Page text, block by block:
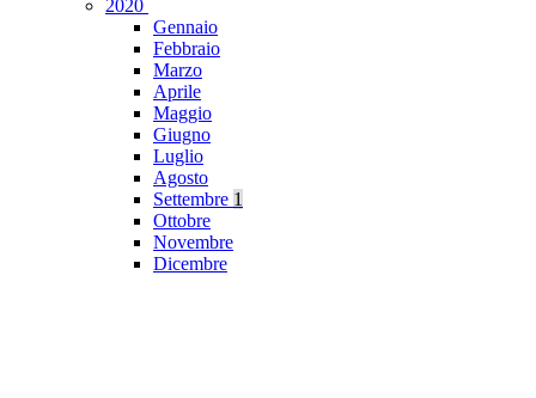
2020
Gennaio
Febbraio
Marzo
Aprile
Maggio
Giugno
Luglio
Agosto
Settembre 1
Ottobre
Novembre
Dicembre